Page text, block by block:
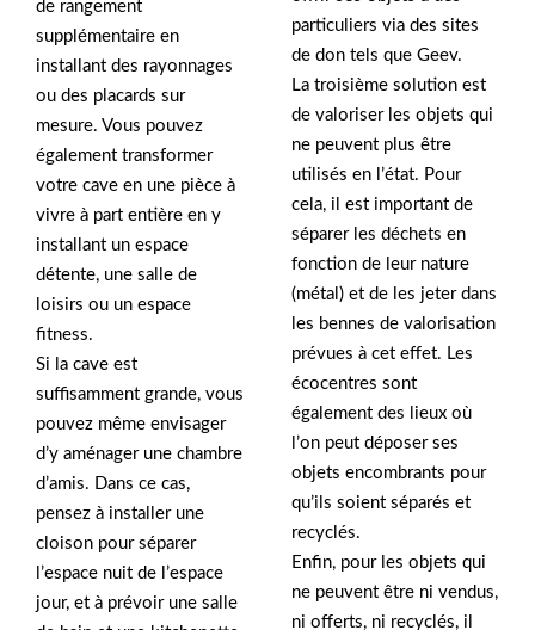
de rangement
supplémentaire en
installant des rayonnages
ou des placards sur
mesure. Vous pouvez
également transformer
votre cave en une pièce à
vivre à part entière en y
installant un espace
détente, une salle de
loisirs ou un espace
fitness.
Si la cave est
suffisamment grande, vous
pouvez même envisager
d’y aménager une chambre
d’amis. Dans ce cas,
pensez à installer une
cloison pour séparer
l’espace nuit de l’espace
jour, et à prévoir une salle
particuliers via des sites
de don tels que Geev.
La troisième solution est
de valoriser les objets qui
ne peuvent plus être
utilisés en l’état. Pour
cela, il est important de
séparer les déchets en
fonction de leur nature
(métal) et de les jeter dans
les bennes de valorisation
prévues à cet effet. Les
écocentres sont
également des lieux où
l’on peut déposer ses
objets encombrants pour
qu’ils soient séparés et
recyclés.
Enfin, pour les objets qui
ne peuvent être ni vendus,
ni offerts, ni recyclés, il